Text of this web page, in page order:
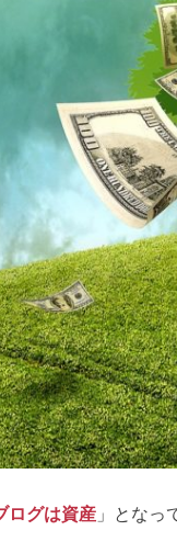
ログは資産 」となっ